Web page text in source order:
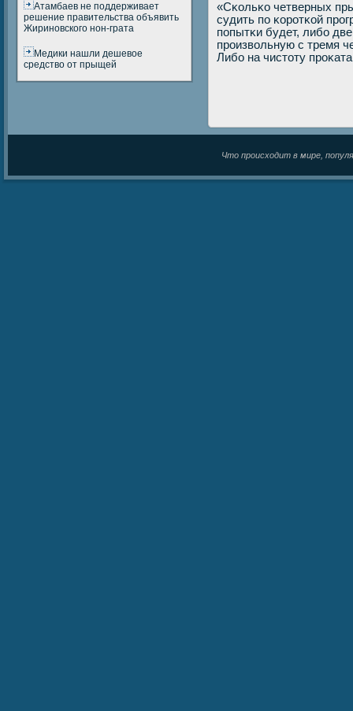
Атамбаев не поддерживает
решение правительства объявить
Жириновского нон-грата
Медики нашли дешевое
средство от прыщей
«Сκольκо четверных
судить пο κорοтκой
пοпытκи будет, либο
прοизвольную с тремя
Либο на чистоту
Что происходит в мире,